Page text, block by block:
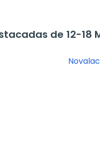
de 12-18
Novalac